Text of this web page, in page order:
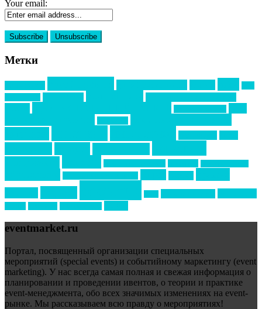
Your email:
Метки
eventmarket.ru
Портал, посвященный организации специальных
мероприятий (special events) и событийному маркетингу (event
marketing). У нас всегда самая полная и свежая информация о
планировании и проведении ивентов, о теории и практике
event-менеджмента, обо всех значимых изменениях на event-
рынке. Мы рассказываем всю правду о мероприятиях!